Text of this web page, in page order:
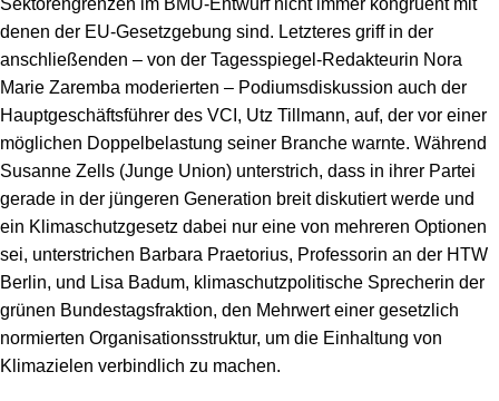
Sektorengrenzen im BMU-Entwurf nicht immer kongruent mit
denen der EU-Gesetzgebung sind. Letzteres griff in der
anschließenden – von der Tagesspiegel-Redakteurin Nora
Marie Zaremba moderierten – Podiumsdiskussion auch der
Hauptgeschäftsführer des VCI, Utz Tillmann, auf, der vor einer
möglichen Doppelbelastung seiner Branche warnte. Während
Susanne Zells (Junge Union) unterstrich, dass in ihrer Partei
gerade in der jüngeren Generation breit diskutiert werde und
ein Klimaschutzgesetz dabei nur eine von mehreren Optionen
sei, unterstrichen Barbara Praetorius, Professorin an der HTW
Berlin, und Lisa Badum, klimaschutzpolitische Sprecherin der
grünen Bundestagsfraktion, den Mehrwert einer gesetzlich
normierten Organisationsstruktur, um die Einhaltung von
Klimazielen verbindlich zu machen.